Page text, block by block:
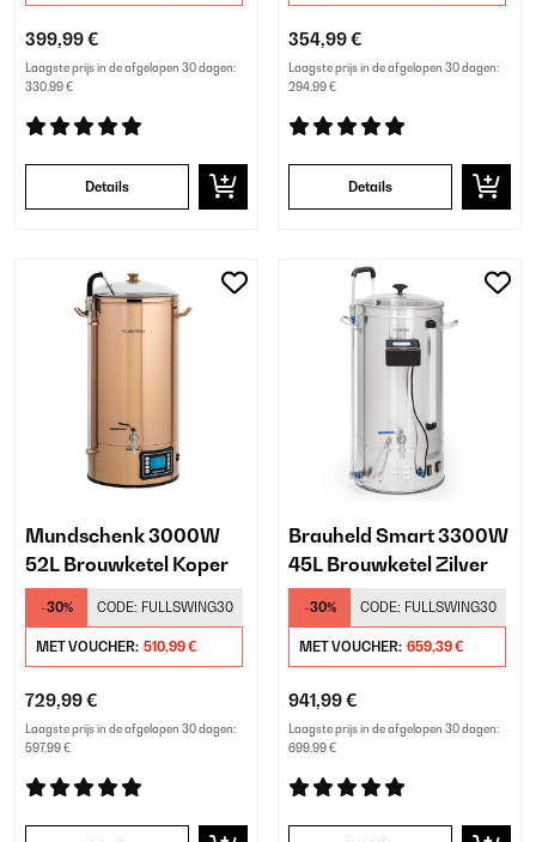
399,99 €
Laagste prijs in de afgelopen 30 dagen:
330,99 €
Details
354,99 €
Laagste prijs in de afgelopen 30 dagen:
294,99 €
Details
Mundschenk 3000W
52L Brouwketel Koper
-30% CODE: FULLSWING30
MET VOUCHER: 510,99 €
729,99 €
Laagste prijs in de afgelopen 30 dagen:
597,99 €
Brauheld Smart 3300W
45L Brouwketel Zilver
-30% CODE: FULLSWING30
MET VOUCHER: 659,39 €
941,99 €
Laagste prijs in de afgelopen 30 dagen:
699,99 €